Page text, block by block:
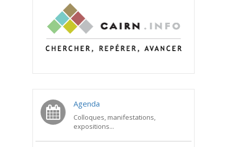
Agenda
Colloques, manifestations,
expositions...